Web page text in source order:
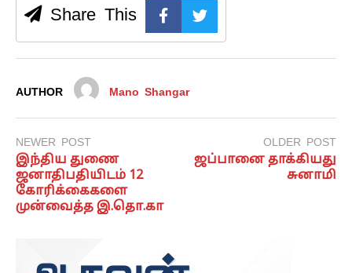
Share This
AUTHOR Mano Shangar
NEWER POST
இந்திய துணை
ஜனாதிபதியிடம் 12
கோரிக்கைகளை
முன்வைத்த இ.தொ.கா
OLDER POST
ஜப்பானை தாக்கியது
சுனாமி